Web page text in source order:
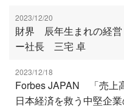
2023/12/20
財界 辰年生まれの経
ー社長 三宅 卓
2023/12/18
Forbes JAPAN 「売上
日本経済を救う中堅企